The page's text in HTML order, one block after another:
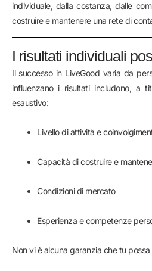
individuale, dalla costanza, dalle
costruire e mantenere una rete di
I risultati individuali
Il successo in LiveGood varia da
influenzano i risultati includono, a
esaustivo:
Livello di attività e
Capacità di costruire e
Condizioni di mercato
Esperienza e competenze
Non vi è alcuna garanzia che tu